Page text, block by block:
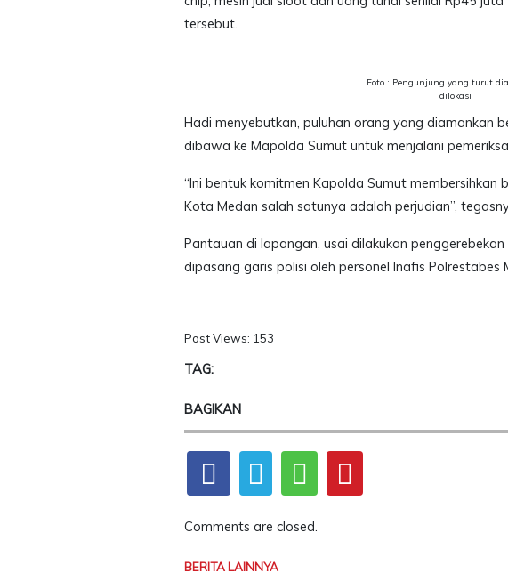
tersebut.
Foto : Pengunjung yang turut
dilokasi
Hadi menyebutkan, puluhan orang yang diamankan
dibawa ke Mapolda Sumut untuk menjalani
“Ini bentuk komitmen Kapolda Sumut
Kota Medan salah satunya adalah perjudian”,
Pantauan di lapangan, usai dilakukan
dipasang garis polisi oleh personel Inafis Polrestabes
Post Views: 153
TAG:
BAGIKAN
Comments are closed.
BERITA LAINNYA